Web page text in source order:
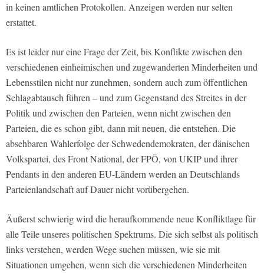
in keinen amtlichen Protokollen. Anzeigen werden nur selten
erstattet.
Es ist leider nur eine Frage der Zeit, bis Konflikte zwischen den
verschiedenen einheimischen und zugewanderten Minderheiten und
Lebensstilen nicht nur zunehmen, sondern auch zum öffentlichen
Schlagabtausch führen – und zum Gegenstand des Streites in der
Politik und zwischen den Parteien, wenn nicht zwischen den
Parteien, die es schon gibt, dann mit neuen, die entstehen. Die
absehbaren Wahlerfolge der Schwedendemokraten, der dänischen
Volkspartei, des Front National, der FPÖ, von UKIP und ihrer
Pendants in den anderen EU-Ländern werden an Deutschlands
Parteienlandschaft auf Dauer nicht vorübergehen.
Äußerst schwierig wird die heraufkommende neue Konfliktlage für
alle Teile unseres politischen Spektrums. Die sich selbst als politisch
links verstehen, werden Wege suchen müssen, wie sie mit
Situationen umgehen, wenn sich die verschiedenen Minderheiten